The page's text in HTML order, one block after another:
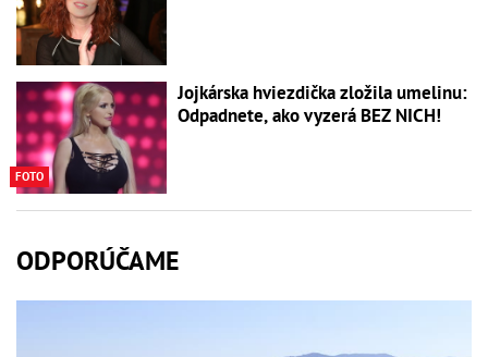
FOTO
Jojkárska hviezdička zložila umelinu:
Odpadnete, ako vyzerá BEZ NICH!
ODPORÚČAME